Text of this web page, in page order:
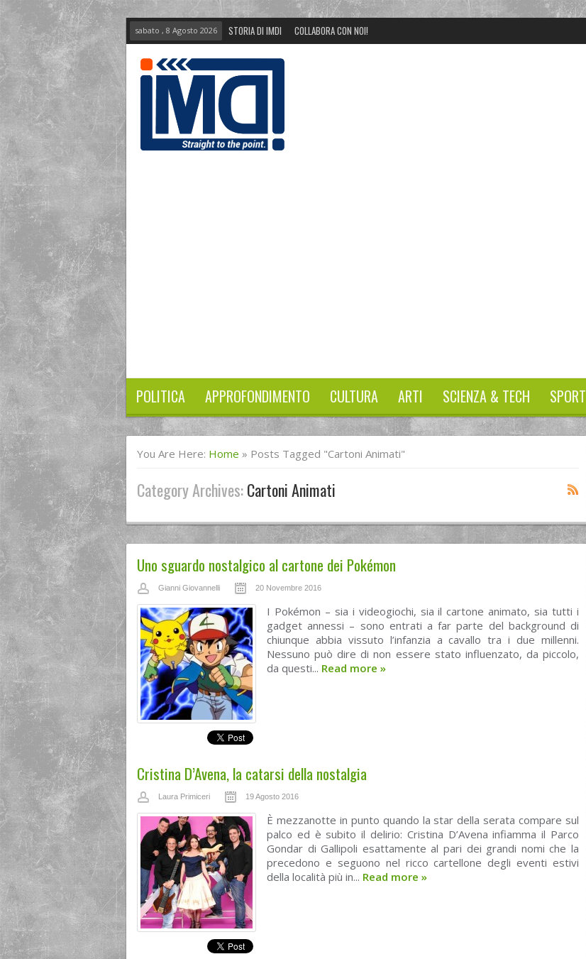
sabato , 8 Agosto 2026 STORIA DI IMDI COLLABORA CON NOI!
POLITICA APPROFONDIMENTO CULTURA ARTI SCIENZA & TECH SPORT
You Are Here: Home » Posts Tagged "cartoni Animati"
Category Archives:Cartoni Animati
Uno sguardo nostalgico al cartone dei Pokémon
Gianni Giovannelli 20 Novembre 2016
I Pokémon – sia i videogiochi, sia il cartone animato, sia tutti i
gadget annessi – sono entrati a far parte del background di
chiunque abbia vissuto l’infanzia a cavallo tra i due millenni.
Nessuno può dire di non essere stato influenzato, da piccolo,
da questi... Read more »
Cristina D’Avena, la catarsi della nostalgia
Laura Primiceri 19 Agosto 2016
È mezzanotte in punto quando la star della serata compare sul
palco ed è subito il delirio: Cristina D’Avena infiamma il Parco
Gondar di Gallipoli esattamente al pari dei grandi nomi che la
precedono e seguono nel ricco cartellone degli eventi estivi
della località più in... Read more »